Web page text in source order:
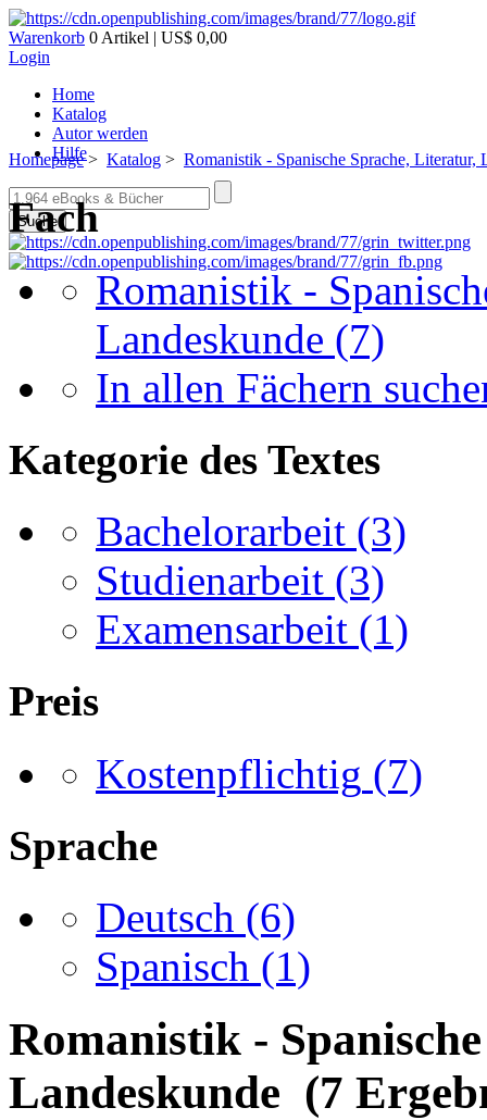
Warenkorb 0 Artikel | US$ 0,00
Login
Home
Katalog
Autor werden
Hilfe
Suche
Homepage> Katalog > Romanistik - Spanische Sprache, Literatur,
Fach
Romanistik -
Landeskunde (7)
In allen Fächern
Kategorie des Textes
Bachelorarbeit (3)
Studienarbeit (3)
Examensarbeit (1)
Preis
Kostenpflichtig (7)
Sprache
Deutsch (6)
Spanisch (1)
Romanistik -
Landeskunde (7